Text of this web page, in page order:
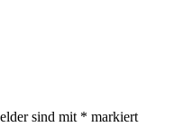
sind mit * markiert